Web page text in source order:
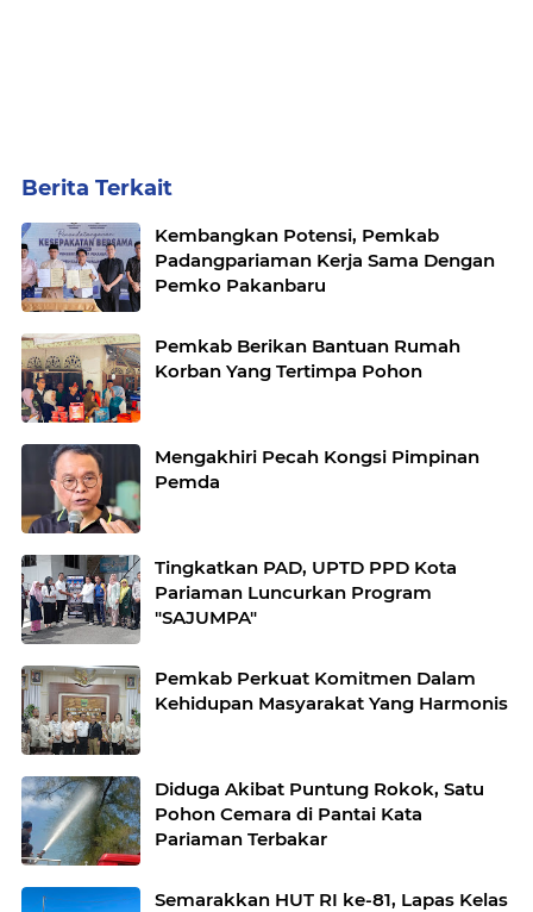
Berita Terkait
Kembangkan Potensi, Pemkab
Padangpariaman Kerja Sama Dengan
Pemko Pakanbaru
Pemkab Berikan Bantuan Rumah
Korban Yang Tertimpa Pohon
Mengakhiri Pecah Kongsi Pimpinan
Pemda
Tingkatkan PAD, UPTD PPD Kota
Pariaman Luncurkan Program
"SAJUMPA"
Pemkab Perkuat Komitmen Dalam
Kehidupan Masyarakat Yang Harmonis
Diduga Akibat Puntung Rokok, Satu
Pohon Cemara di Pantai Kata
Pariaman Terbakar
Semarakkan HUT RI ke-81, Lapas Kelas